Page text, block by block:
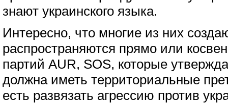
знают украинского языка.
Интересно, что многие из них
распространяются прямо или
партий AUR, SOS, которые
должна иметь территориальные
есть развязать агрессию против